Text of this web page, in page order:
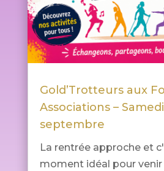
Gold’Trotteurs aux
Associations –
septembre
La rentrée approche et
moment idéal pour